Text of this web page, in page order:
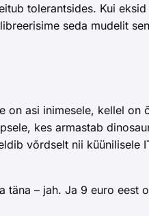
tolerantsides. Kui
seda mudelit
on asi inimesele, kellel on
kes armastab
võrdselt nii küünilisele
täna – jah. Ja 9 euro eest